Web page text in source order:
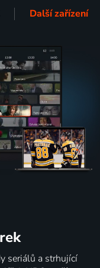
Další zařízení
seriálů a strhující